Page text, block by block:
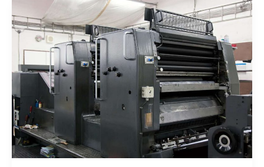
zur
Auswahl
des
richtigen
Bindeverfahrens